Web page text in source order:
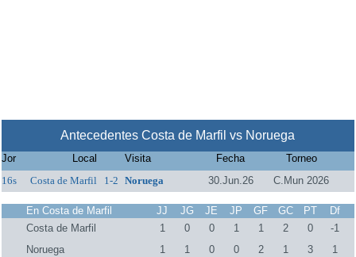
Antecedentes Costa de Marfil vs Noruega
Jor Local Visita Fecha
Torneo
16s
Costa de Marfil 1-2 Noruega 30.Jun.26 C.Mun 2026
En Costa de Marfil JJ JG JE JP GF GC PT
Df
Costa de Marfil
1 0 0 1 1 2 0
-1
Noruega
1 1 0 0 2 1 3
1